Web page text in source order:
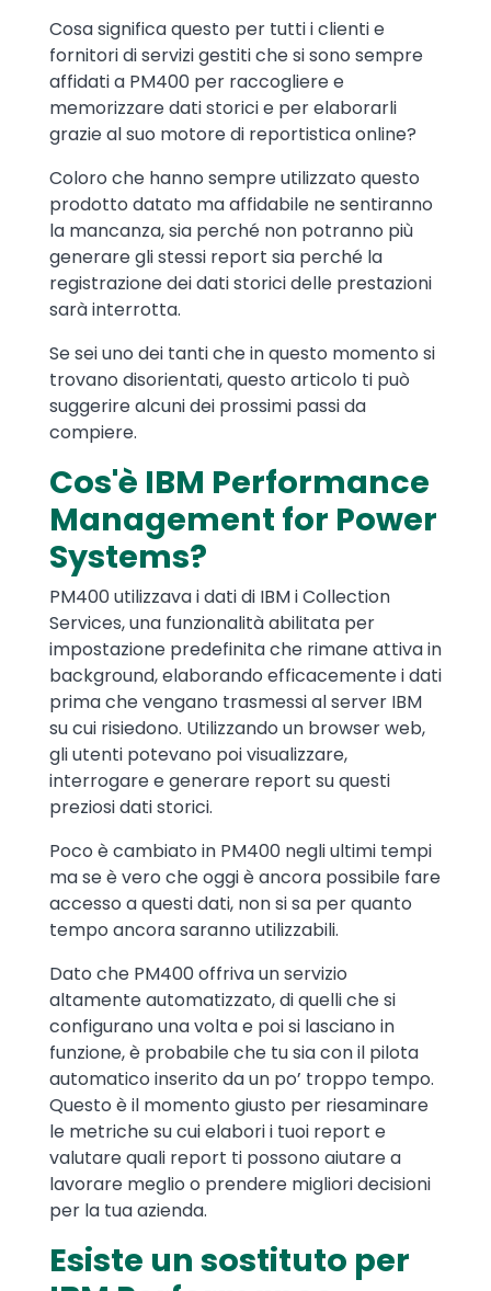
Cosa significa questo per tutti i clienti e
fornitori di servizi gestiti che si sono sempre
affidati a PM400 per raccogliere e
memorizzare dati storici e per elaborarli
grazie al suo motore di reportistica online?
Coloro che hanno sempre utilizzato questo
prodotto datato ma affidabile ne sentiranno
la mancanza, sia perché non potranno più
generare gli stessi report sia perché la
registrazione dei dati storici delle prestazioni
sarà interrotta.
Se sei uno dei tanti che in questo momento si
trovano disorientati, questo articolo ti può
suggerire alcuni dei prossimi passi da
compiere.
Cos'è IBM Performance
Management for Power
Systems?
PM400 utilizzava i dati di IBM i Collection
Services, una funzionalità abilitata per
impostazione predefinita che rimane attiva in
background, elaborando efficacemente i dati
prima che vengano trasmessi al server IBM
su cui risiedono. Utilizzando un browser web,
gli utenti potevano poi visualizzare,
interrogare e generare report su questi
preziosi dati storici.
Poco è cambiato in PM400 negli ultimi tempi
ma se è vero che oggi è ancora possibile fare
accesso a questi dati, non si sa per quanto
tempo ancora saranno utilizzabili.
Dato che PM400 offriva un servizio
altamente automatizzato, di quelli che si
configurano una volta e poi si lasciano in
funzione, è probabile che tu sia con il pilota
automatico inserito da un po’ troppo tempo.
Questo è il momento giusto per riesaminare
le metriche su cui elabori i tuoi report e
valutare quali report ti possono aiutare a
lavorare meglio o prendere migliori decisioni
per la tua azienda.
Esiste un sostituto per